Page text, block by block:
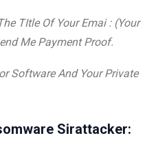
TItle Of Your Emai : (Your
Me Payment Proof.
Software And Your Private
Sirattacker: